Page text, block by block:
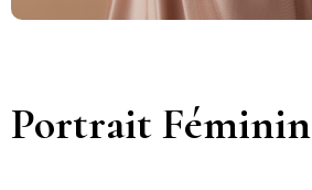
Portrait Féminin